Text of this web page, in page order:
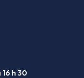
h 30